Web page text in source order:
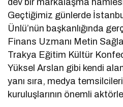
dev bir markalaşma
Geçtiğimiz günlerde
Ünlü’nün başkanlığında
Finans Uzmanı Metin
Trakya Eğitim Kültür
Yüksel Arslan gibi kendi
yanı sıra, medya
kuruluşlarının önemli